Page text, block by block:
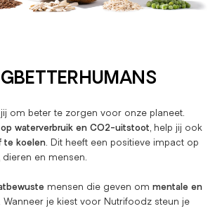
om beter te zorgen voor onze planeet.
op waterverbruik en CO2-uitstoot, help jij ook
te koelen. Dit heeft een positieve impact op
en mensen.
mensen die geven om mentale en
. Wanneer je kiest voor Nutrifoodz steun je